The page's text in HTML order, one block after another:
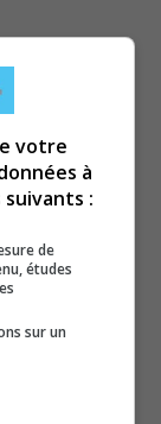
votre
à
:
de
études
sur un